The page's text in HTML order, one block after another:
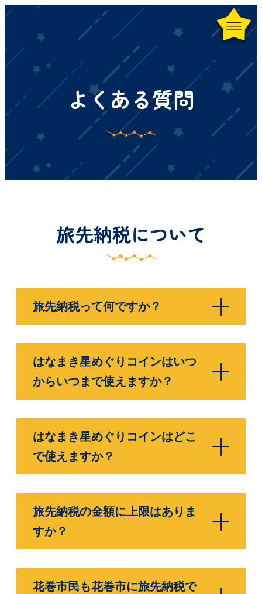
よくある質問
旅先納税について
旅先納税って何ですか？
はなまき星めぐりコインはいつ
からいつまで使えますか？
はなまき星めぐりコインはどこ
で使えますか？
旅先納税の金額に上限はありま
すか？
花巻市民も花巻市に旅先納税で